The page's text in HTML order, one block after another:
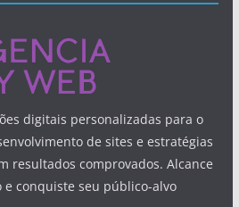
digitais personalizadas para o
de sites e estratégias
resultados comprovados. Alcance
e conquiste seu público-alvo